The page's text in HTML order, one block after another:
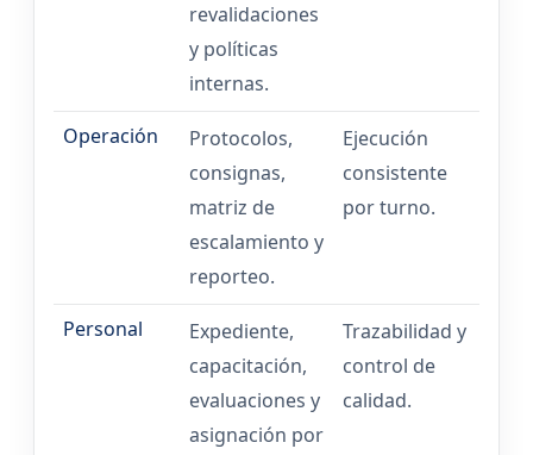
revalidaciones
y políticas
internas.
Operación
Protocolos,
consignas,
matriz de
escalamiento y
reporteo.
Ejecución
consistente
por turno.
Personal
Expediente,
capacitación,
evaluaciones y
asignación por
Trazabilidad y
control de
calidad.